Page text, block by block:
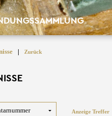
| Zurück
Anzeige Treffer